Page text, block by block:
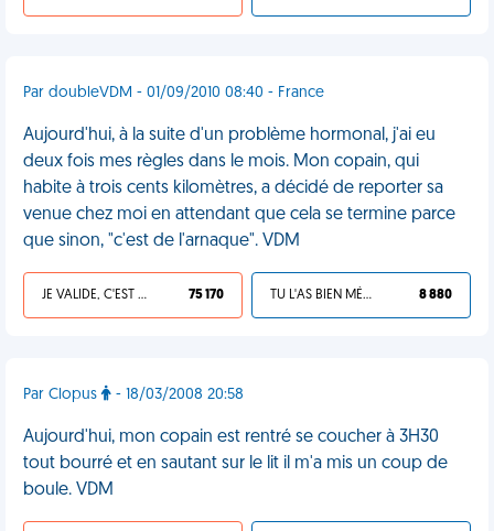
Par doubleVDM - 01/09/2010 08:40 - France
Aujourd'hui, à la suite d'un problème hormonal, j'ai eu
deux fois mes règles dans le mois. Mon copain, qui
habite à trois cents kilomètres, a décidé de reporter sa
venue chez moi en attendant que cela se termine parce
que sinon, "c'est de l'arnaque". VDM
JE VALIDE, C'EST UNE VDM 75 170 TU L'AS BIEN MÉRITÉ 8 880
Par Clopus - 18/03/2008 20:58
Aujourd'hui, mon copain est rentré se coucher à 3H30
tout bourré et en sautant sur le lit il m'a mis un coup de
boule. VDM